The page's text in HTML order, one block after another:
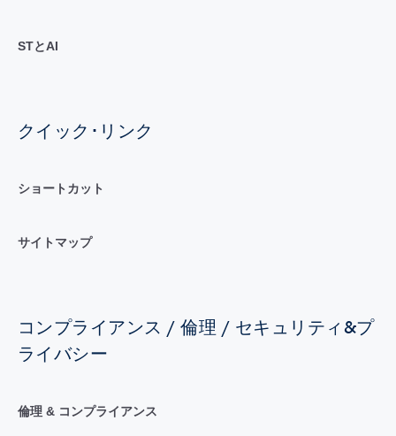
STとAI
クイック･リンク
ショートカット
サイトマップ
コンプライアンス / 倫理 / セキュリティ&プ
ライバシー
倫理 & コンプライアンス